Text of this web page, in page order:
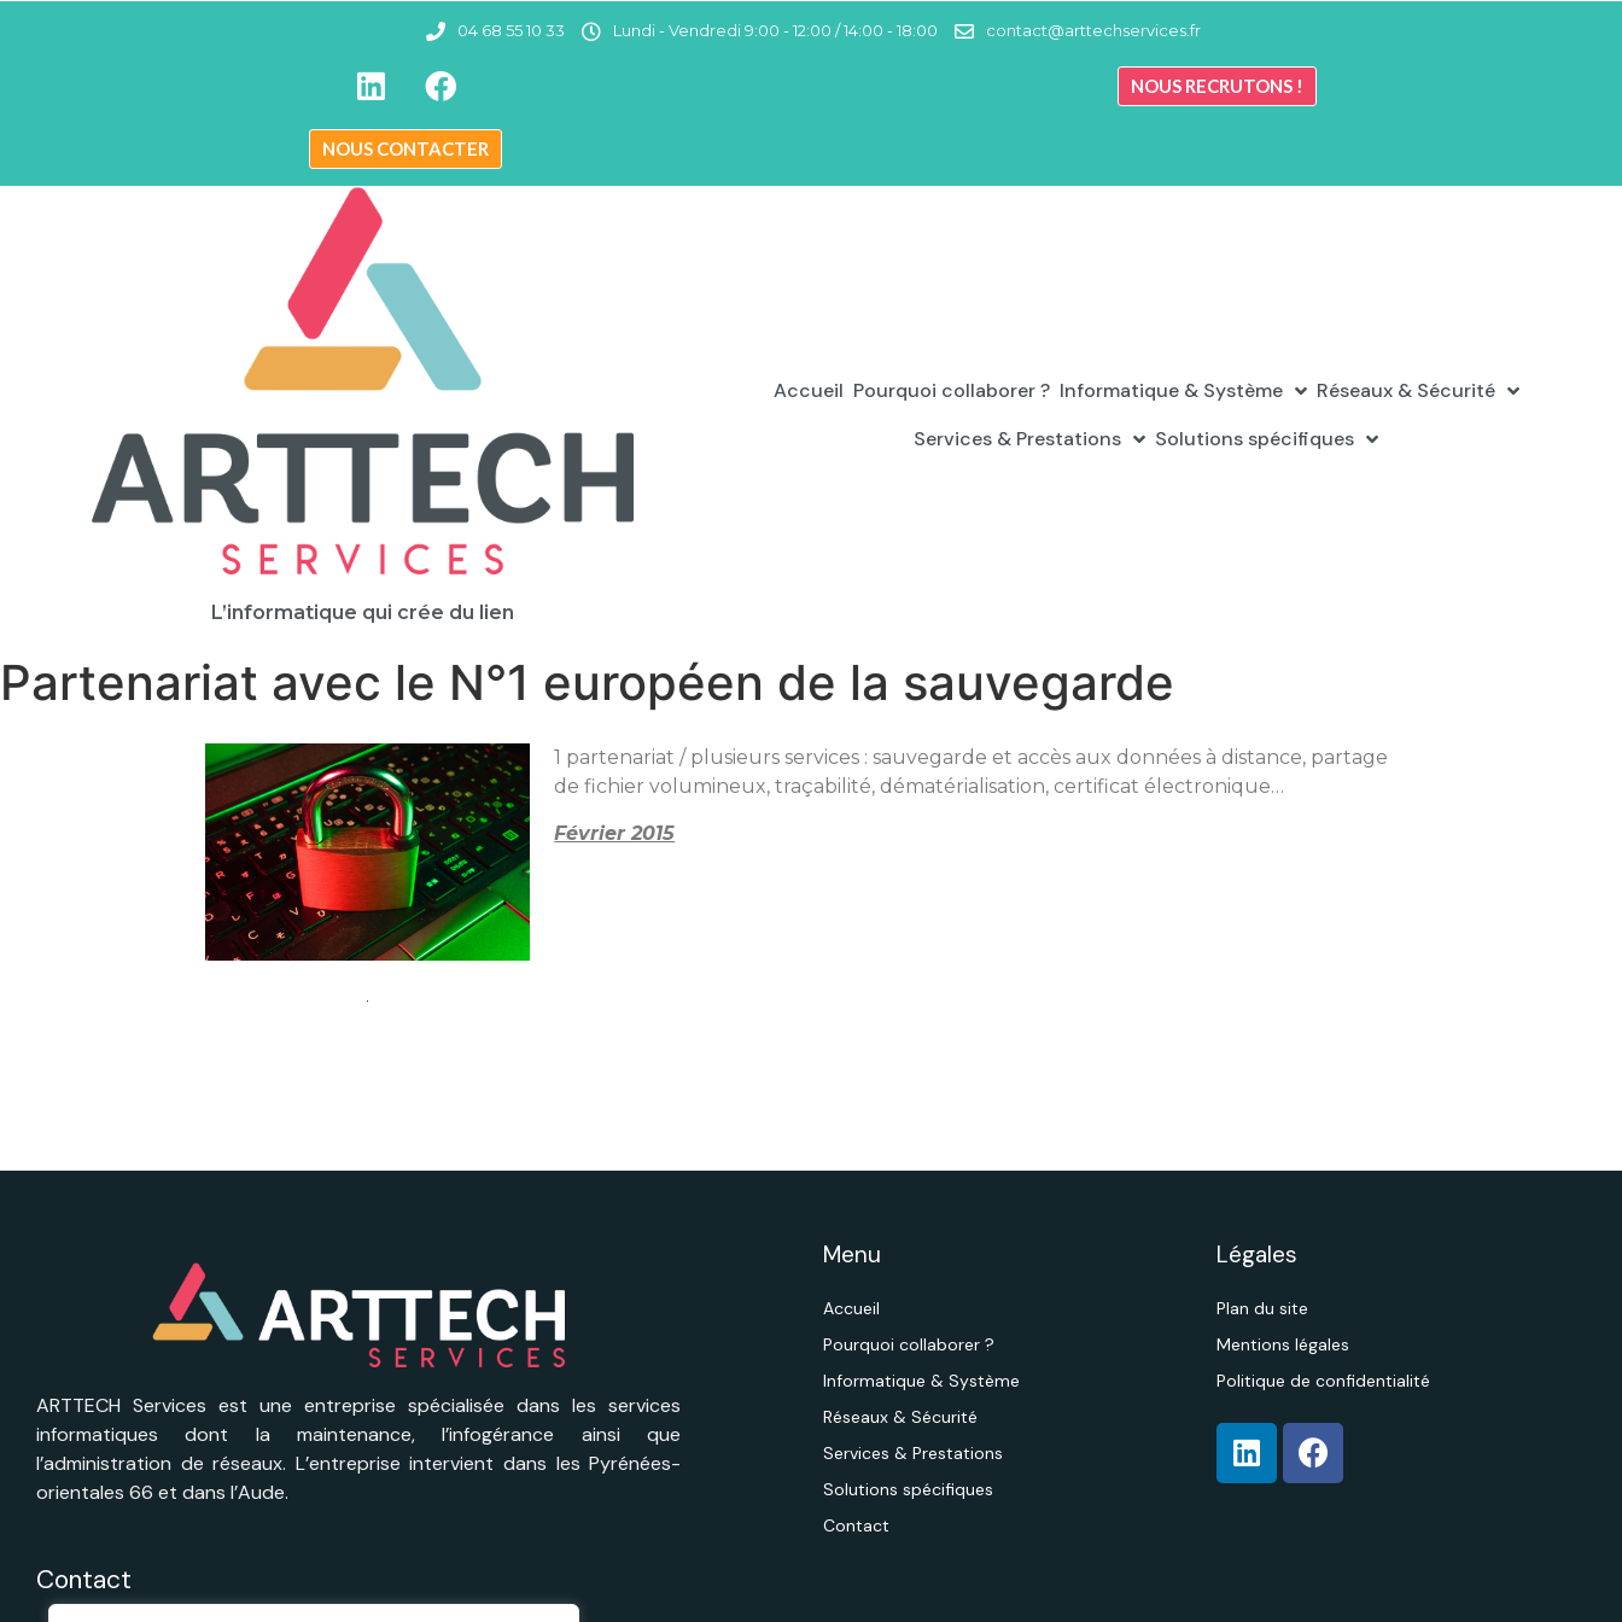
04 68 55 10 33 Lundi - Vendredi 9:00 - 12:00 / 14:00 - 18:00 contact@arttechservices.fr
NOUS RECRUTONS !
NOUS CONTACTER
L’informatique qui crée du lien
Accueil Pourquoi collaborer ? Informatique & Système
Réseaux & Sécurité
Services & Prestations
Solutions spécifiques
Partenariat avec le N°1 européen de la sauvegarde
1 partenariat / plusieurs services : sauvegarde et accès aux données à distance, partage
de fichier volumineux, traçabilité, dématérialisation, certificat électronique…
Février 2015
ARTTECH Services est une entreprise spécialisée dans les services
informatiques dont la maintenance, l’infogérance ainsi que
l’administration de réseaux. L’entreprise intervient dans les Pyrénées-
orientales 66 et dans l’Aude.
Menu
Accueil
Pourquoi collaborer ?
Informatique & Système
Réseaux & Sécurité
Services & Prestations
Solutions spécifiques
Contact
Légales
Plan du site
Mentions légales
Politique de confidentialité
Contact